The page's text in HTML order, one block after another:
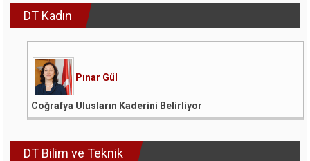
DT Kadın
Pınar Gül
Coğrafya Ulusların Kaderini Belirliyor
DT Bilim ve Teknik